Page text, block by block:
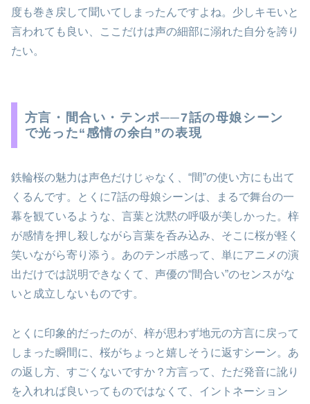
度も巻き戻して聞いてしまったんですよね。少しキモいと
言われても良い、ここだけは声の細部に溺れた自分を誇り
たい。
方言・間合い・テンポ──7話の母娘シーン
で光った“感情の余白”の表現
鉄輪桜の魅力は声色だけじゃなく、“間”の使い方にも出て
くるんです。とくに7話の母娘シーンは、まるで舞台の一
幕を観ているような、言葉と沈黙の呼吸が美しかった。梓
が感情を押し殺しながら言葉を呑み込み、そこに桜が軽く
笑いながら寄り添う。あのテンポ感って、単にアニメの演
出だけでは説明できなくて、声優の“間合い”のセンスがな
いと成立しないものです。
とくに印象的だったのが、梓が思わず地元の方言に戻って
しまった瞬間に、桜がちょっと嬉しそうに返すシーン。あ
の返し方、すごくないですか？方言って、ただ発音に訛り
を入れれば良いってものではなくて、イントネーション